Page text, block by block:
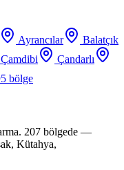
Ayrancılar
Balatçık
Çamdibi
Çandarlı
bölge
207 bölgede —
Kütahya,